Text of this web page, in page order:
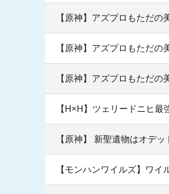
【原神】アズプロもただ
【原神】アズプロもただ
【原神】アズプロもただ
【H×H】ツェリードニヒ
【原神】 新聖遺物はオデ
【モンハンワイルズ】ワ